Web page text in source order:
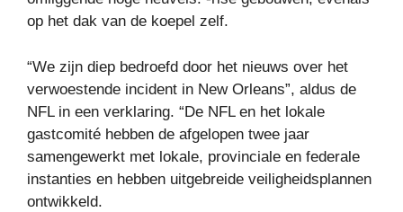
op het dak van de koepel zelf.
“We zijn diep bedroefd door het nieuws over het
verwoestende incident in New Orleans”, aldus de
NFL in een verklaring. “De NFL en het lokale
gastcomité hebben de afgelopen twee jaar
samengewerkt met lokale, provinciale en federale
instanties en hebben uitgebreide veiligheidsplannen
ontwikkeld.